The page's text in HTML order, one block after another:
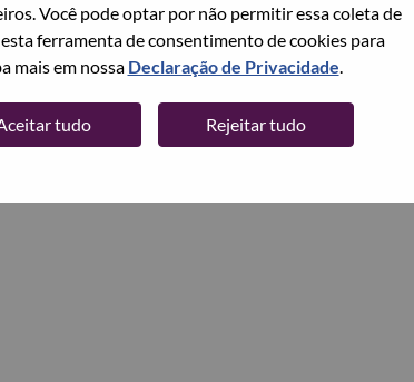
Você pode optar por não permitir essa coleta de
ferramenta de consentimento de cookies para
mais em nossa Declaração de Privacidade
tudo Rejeitar tudo